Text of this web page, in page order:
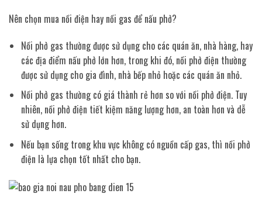
Nên chọn mua nồi điện hay nồi gas để nấu phở?
Nồi phở gas thường được sử dụng cho các quán ăn, nhà hàng, hay
các địa điểm nấu phở lớn hơn, trong khi đó, nồi phở điện thường
được sử dụng cho gia đình, nhà bếp nhỏ hoặc các quán ăn nhỏ.
Nồi phở gas thường có giá thành rẻ hơn so với nồi phở điện. Tuy
nhiên, nồi phở điện tiết kiệm năng lượng hơn, an toàn hơn và dễ
sử dụng hơn.
Nếu bạn sống trong khu vực không có nguồn cấp gas, thì nồi phở
điện là lựa chọn tốt nhất cho bạn.